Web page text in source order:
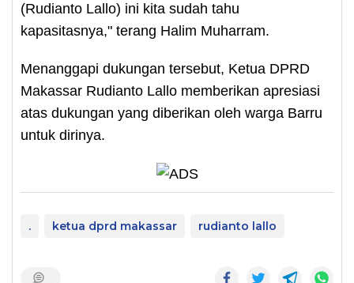
(Rudianto Lallo) ini kita sudah tahu
kapasitasnya," terang Halim Muharram.
Menanggapi dukungan tersebut, Ketua DPRD
Makassar Rudianto Lallo memberikan apresiasi
atas dukungan yang diberikan oleh warga Barru
untuk dirinya.
. ketua dprd makassar rudianto lallo